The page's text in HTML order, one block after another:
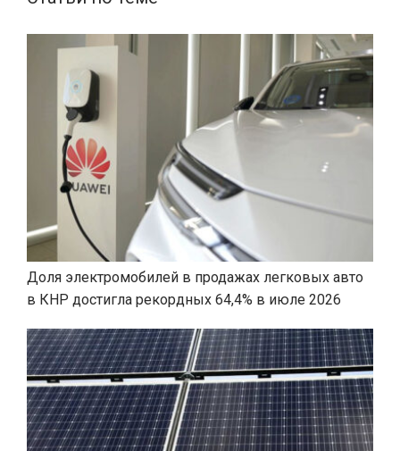
Доля электромобилей в продажах легковых авто
в КНР достигла рекордных 64,4% в июле 2026